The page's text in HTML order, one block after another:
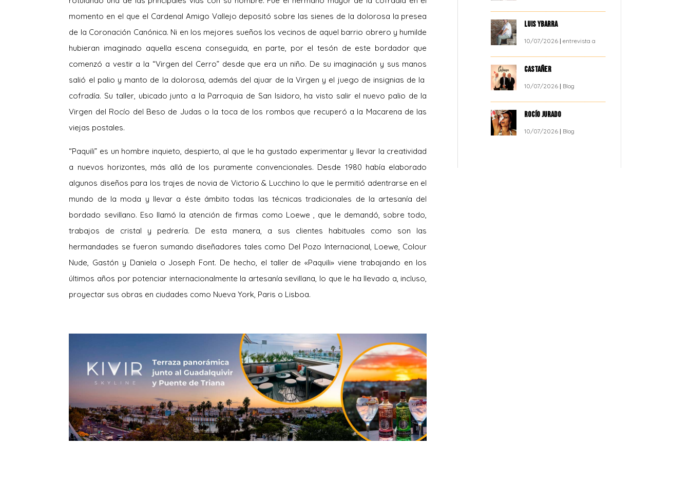
momento en el que el Cardenal Amigo Vallejo depositó sobre las sienes de la dolorosa la presea
de la Coronación Canónica. Ni en los mejores sueños los vecinos de aquel barrio obrero y humilde
hubieran imaginado aquella escena conseguida, en parte, por el tesón de este bordador que
comenzó a vestir a la “Virgen del Cerro” desde que era un niño. De su imaginación y sus manos
salió el palio y manto de la dolorosa, además del ajuar de la Virgen y el juego de insignias de la
cofradía. Su taller, ubicado junto a la Parroquia de San Isidoro, ha visto salir el nuevo palio de la
Virgen del Rocío del Beso de Judas o la toca de los rombos que recuperó a la Macarena de las
viejas postales.
“Paquili” es un hombre inquieto, despierto, al que le ha gustado experimentar y llevar la creatividad
a nuevos horizontes, más allá de los puramente convencionales. Desde 1980 había elaborado
algunos diseños para los trajes de novia de Victorio & Lucchino lo que le permitió adentrarse en el
mundo de la moda y llevar a éste ámbito todas las técnicas tradicionales de la artesanía del
bordado sevillano. Eso llamó la atención de firmas como Loewe , que le demandó, sobre todo,
trabajos de cristal y pedrería. De esta manera, a sus clientes habituales como son las
hermandades se fueron sumando diseñadores tales como Del Pozo Internacional, Loewe, Colour
Nude, Gastón y Daniela o Joseph Font. De hecho, el taller de «Paquili» viene trabajando en los
últimos años por potenciar internacionalmente la artesanía sevillana, lo que le ha llevado a, incluso,
proyectar sus obras en ciudades como Nueva York, Paris o Lisboa.
LUIS YBARRA
10/07/2026 |entrevista a
CASTAÑER
10/07/2026 | Blog
ROCÍO JURADO
10/07/2026 | Blog